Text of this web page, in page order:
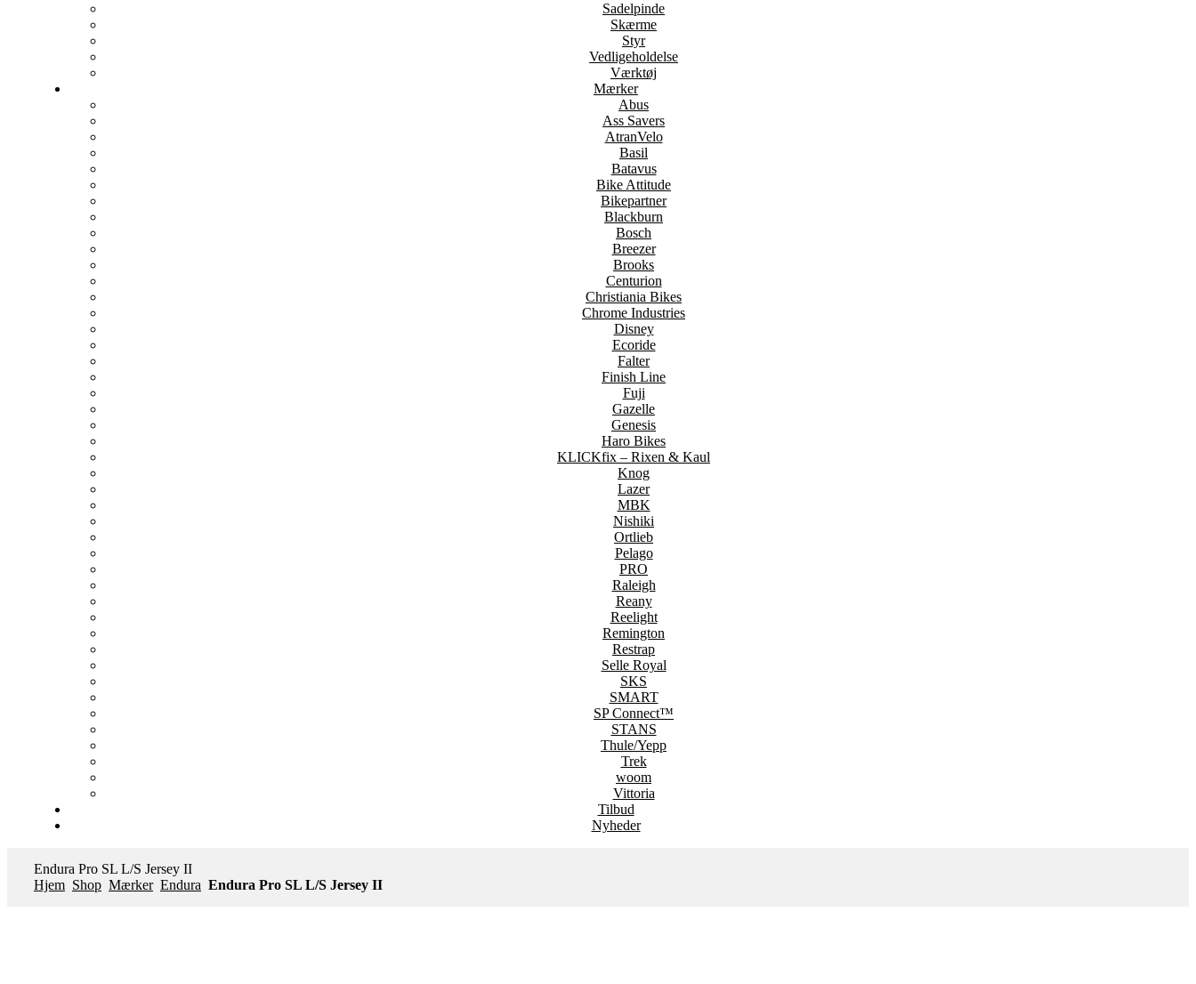
Sadelpinde
Skærme
Styr
Vedligeholdelse
Værktøj
Mærker
Abus
Ass Savers
AtranVelo
Basil
Batavus
Bike Attitude
Bikepartner
Blackburn
Bosch
Breezer
Brooks
Centurion
Christiania Bikes
Chrome Industries
Disney
Ecoride
Falter
Finish Line
Fuji
Gazelle
Genesis
Haro Bikes
KLICKfix – Rixen & Kaul
Knog
Lazer
MBK
Nishiki
Ortlieb
Pelago
PRO
Raleigh
Reany
Reelight
Remington
Restrap
Selle Royal
SKS
SMART
SP Connect™
STANS
Thule/Yepp
Trek
woom
Vittoria
Tilbud
Nyheder
Endura Pro SL L/S Jersey II
Hjem Shop Mærker Endura Endura Pro SL L/S Jersey II